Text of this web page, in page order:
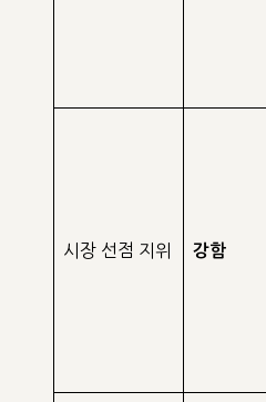
시장 선점 지위 강함